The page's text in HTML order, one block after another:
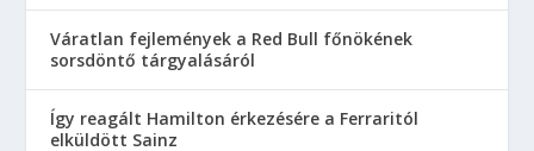
Váratlan fejlemények a Red Bull főnökének
sorsdöntő tárgyalásáról
Így reagált Hamilton érkezésére a Ferraritól
elküldött Sainz